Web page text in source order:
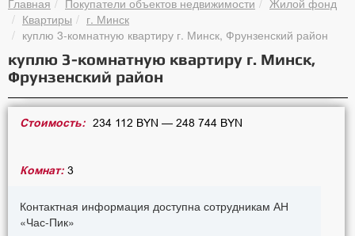
Квартиры
г. Минск
куплю 3-комнатную квартиру г. Минск, Фрунзенский район
куплю 3-комнатную квартиру г. Минск,
Фрунзенский район
Стоимость: 234 112 BYN — 248 744 BYN
Комнат: 3
Контактная информация доступна сотрудникам АН
«Час-Пик»